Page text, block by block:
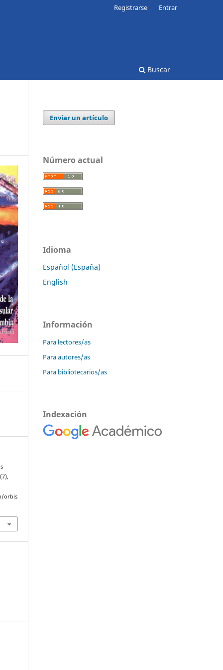
Buscar
Registrarse Entrar
orbis
Enviar un artículo
Número actual
Idioma
Español (España)
English
Información
Para lectores/as
Para autores/as
Para bibliotecarios/as
Indexación